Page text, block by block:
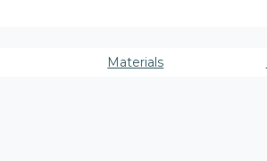
Materials